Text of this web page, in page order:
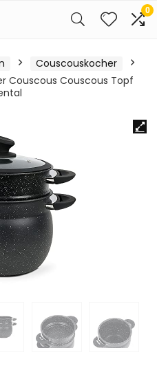
0
Couscouskocher
Couscous Couscous Topf